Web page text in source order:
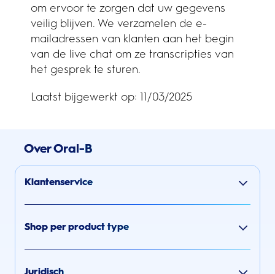
om ervoor te zorgen dat uw gegevens
veilig blijven. We verzamelen de e-
mailadressen van klanten aan het begin
van de live chat om ze transcripties van
het gesprek te sturen.
Laatst bijgewerkt op: 11/03/2025
Over Oral-B
Klantenservice
Shop per product type
Juridisch